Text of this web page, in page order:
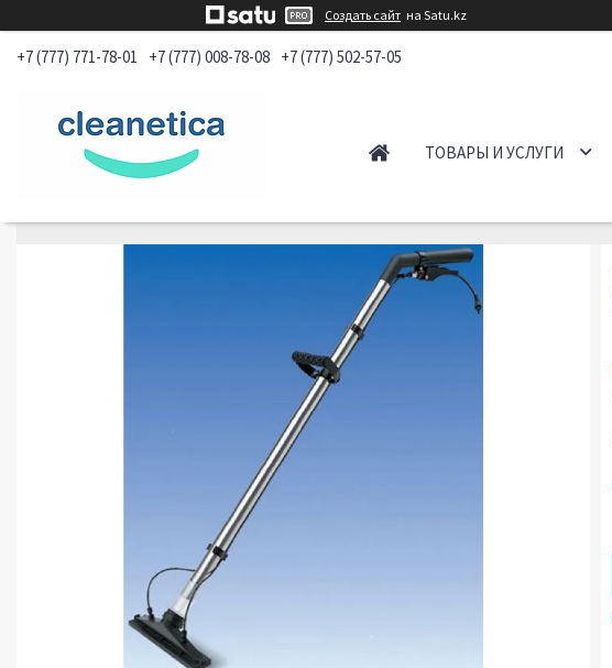
Создать сайт на Satu.kz
+7 (777) 771-78-01 +7 (777) 008-78-08 +7 (777) 502-57-05
ТОВАРЫ И УСЛУГИ